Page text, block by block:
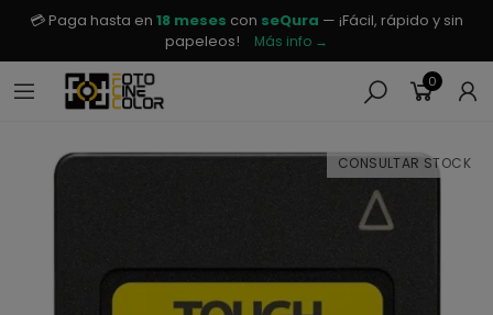
💳 Paga hasta en 18 meses con seQura — ¡Fácil, rápido y sin
papeleos!
Más info →
0
CONSULTAR STOCK